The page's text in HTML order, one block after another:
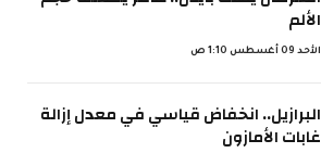
الألم
الأحد 09 أغسطس 1:10 ص
البرازيل.. انخفاض قياسي في معدل إزالة
غابات الأمازون